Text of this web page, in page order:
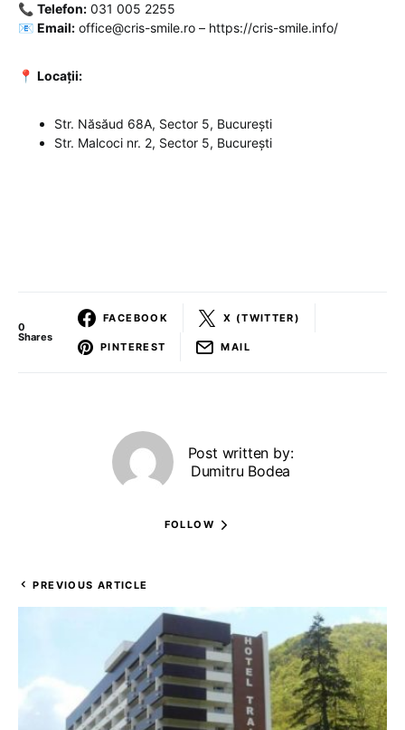
📞 Telefon: 031 005 2255
📧 Email: office@cris-smile.ro – https://cris-smile.info/
📍 Locații:
Str. Năsăud 68A, Sector 5, București
Str. Malcoci nr. 2, Sector 5, București
0
Shares
FACEBOOK X (TWITTER)
PINTEREST MAIL
Post written by:
Dumitru Bodea
FOLLOW
PREVIOUS ARTICLE